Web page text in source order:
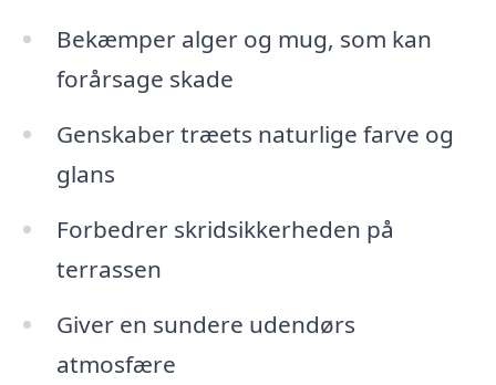
Bekæmper alger og mug, som kan
forårsage skade
Genskaber træets naturlige farve og
glans
Forbedrer skridsikkerheden på
terrassen
Giver en sundere udendørs
atmosfære